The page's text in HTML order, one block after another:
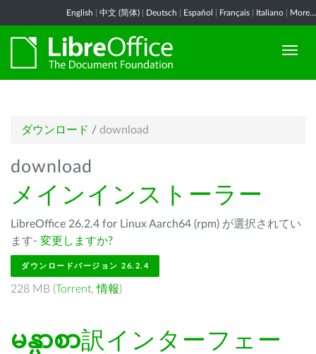
English 中文 (简体) Deutsch Español Français Italiano More...
ダウンロード / download
download
メインインストーラー
LibreOffice 26.2.4 for Linux Aarch64 (rpm) が選択されてい
ます- 変更しますか?
ダウンロードバージョン 26.2.4
228 MB (Torrent,情報)
မန္မာစာ訳インターフェー